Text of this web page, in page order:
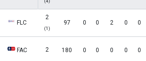
FLC
2
(1)
97 0 0 2 0 0
FAC 2 180 0 0 0 0 0